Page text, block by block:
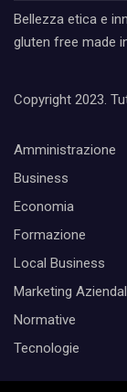
Bellezza etica e
gluten free made
Copyright 2023.
Amministrazione
Business
Economia
Formazione
Local Business
Marketing
Normative
Tecnologie